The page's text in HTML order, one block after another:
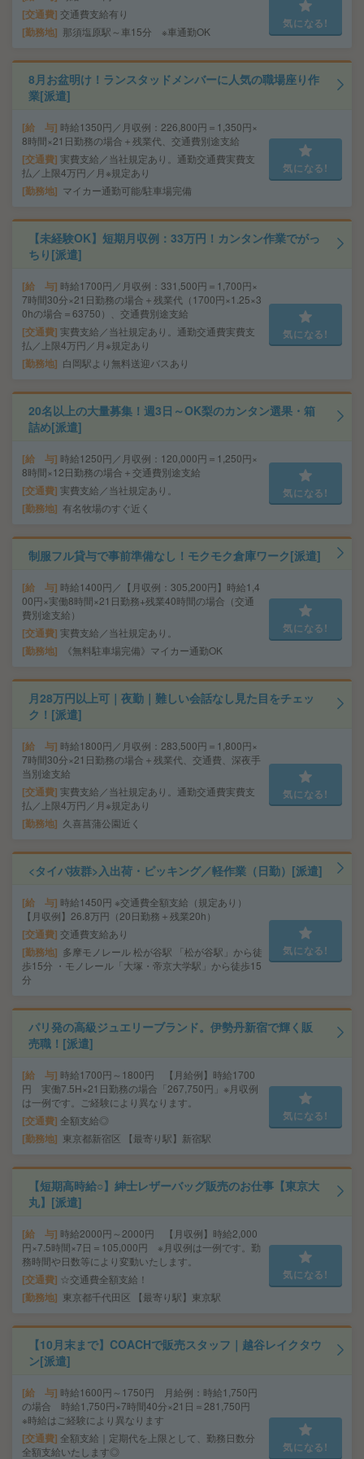
交通費 交通費支給有り
勤務地 那須塩原駅～車15分 ※車通勤OK
気になる!
8月お盆明け！ランスタッドメンバーに人気の職場座り作
業[派遣]
給 与 時給1350円／月収例：226,800円＝1,350円×
8時間×21日勤務の場合＋残業代、交通費別途支給
交通費 実費支給／当社規定あり。通勤交通費実費支
払／上限4万円／月※規定あり
勤務地 マイカー通勤可能/駐車場完備
気になる!
【未経験OK】短期月収例：33万円！カンタン作業でがっ
ちり[派遣]
給 与 時給1700円／月収例：331,500円＝1,700円×
7時間30分×21日勤務の場合＋残業代（1700円×1.25×3
0hの場合＝63750）、交通費別途支給
交通費 実費支給／当社規定あり。通勤交通費実費支
払／上限4万円／月※規定あり
勤務地 白岡駅より無料送迎バスあり
気になる!
20名以上の大量募集！週3日～OK梨のカンタン選果・箱
詰め[派遣]
給 与 時給1250円／月収例：120,000円＝1,250円×
8時間×12日勤務の場合＋交通費別途支給
交通費 実費支給／当社規定あり。
勤務地 有名牧場のすぐ近く
気になる!
制服フル貸与で事前準備なし！モクモク倉庫ワーク[派遣]
給 与 時給1400円／【月収例：305,200円】時給1,4
00円×実働8時間×21日勤務+残業40時間の場合（交通
費別途支給）
交通費 実費支給／当社規定あり。
勤務地 《無料駐車場完備》マイカー通勤OK
気になる!
月28万円以上可｜夜勤｜難しい会話なし見た目をチェッ
ク！[派遣]
給 与 時給1800円／月収例：283,500円＝1,800円×
7時間30分×21日勤務の場合＋残業代、交通費、深夜手
当別途支給
交通費 実費支給／当社規定あり。通勤交通費実費支
払／上限4万円／月※規定あり
勤務地 久喜菖蒲公園近く
気になる!
<タイパ抜群>入出荷・ピッキング／軽作業（日勤）[派遣]
給 与 時給1450円 ※交通費全額支給（規定あり）
【月収例】26.8万円（20日勤務＋残業20h）
交通費 交通費支給あり
勤務地
多摩モノレール 松が谷駅 「松が谷駅」から徒
歩15分 ・モノレール「大塚・帝京大学駅」から徒歩15
分
気になる!
パリ発の高級ジュエリーブランド。伊勢丹新宿で輝く販
売職！[派遣]
給 与 時給1700円～1800円 【月給例】時給1700
円 実働7.5H×21日勤務の場合「267,750円」※月収例
は一例です。ご経験により異なります。
交通費 全額支給◎
勤務地 東京都新宿区 【最寄り駅】新宿駅
気になる!
【短期高時給○】紳士レザーバッグ販売のお仕事【東京大
丸】[派遣]
給 与 時給2000円～2000円 【月収例】時給2,000
円×7.5時間×7日＝105,000円 ※月収例は一例です。勤
務時間や日数等により変動いたします。
交通費 ☆交通費全額支給！
勤務地 東京都千代田区 【最寄り駅】東京駅
気になる!
【10月末まで】COACHで販売スタッフ｜越谷レイクタウ
ン[派遣]
給 与 時給1600円～1750円 月給例：時給1,750円
の場合 時給1,750円×7時間40分×21日＝281,750円
※時給はご経験により異なります
交通費 全額支給｜定期代を上限として、勤務日数分
全額支給いたします◎
気になる!